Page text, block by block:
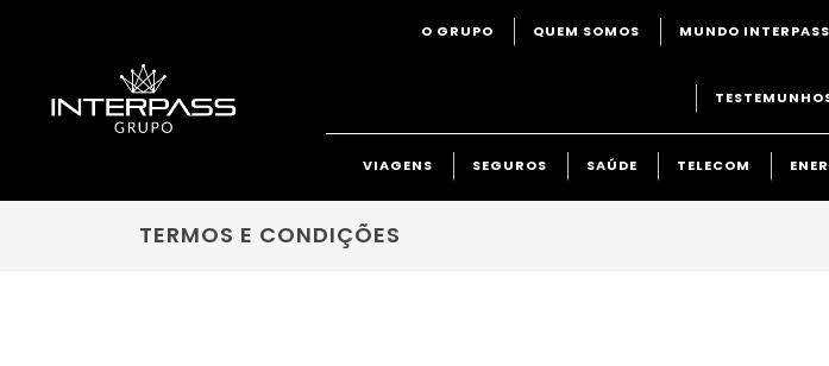
O GRUPO QUEM SOMOS MUNDO INTERPASS
VIAGENS SEGUROS SAÚDE TELECOM
TERMOS E CONDIÇÕES